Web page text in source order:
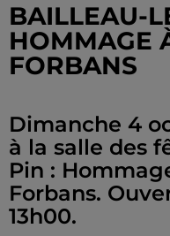
BAILLEAU-
HOMMAGE
FORBANS
Dimanche 4
à la salle des
Pin :
Forbans.
13h00.